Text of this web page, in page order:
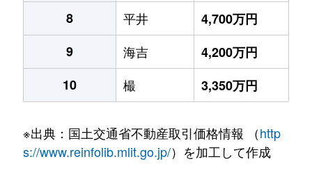
8
平井
4,700万円
9
海吉
4,200万円
10
樶 3,350万円
※出典：国土交通省不動産取引価格情報 （http
s://www.reinfolib.mlit.go.jp/）を加工して作成